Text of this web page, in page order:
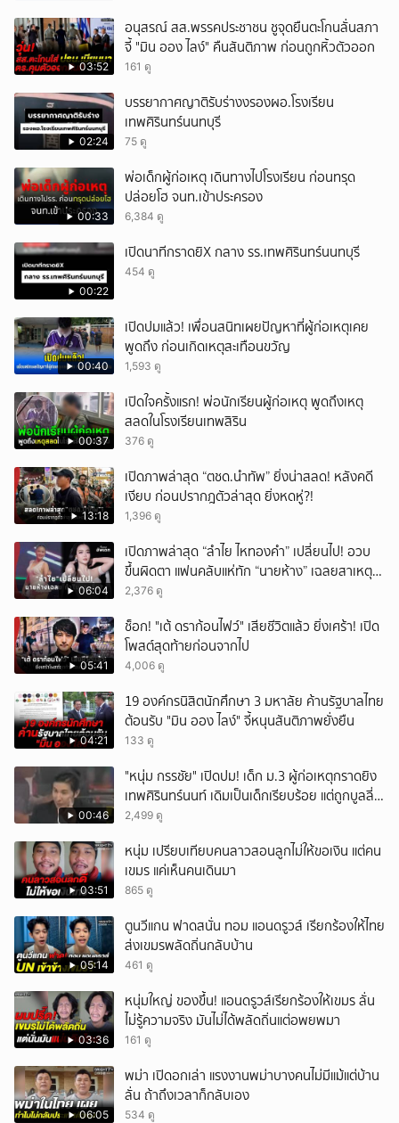
03:52
อนุสรณ์ สส.พรรคประชาชน ชูจุดยืนตะโกนลั่นสภา
จี้ "มิน ออง ไลง์" คืนสันติภาพ ก่อนถูกหิ้วตัวออก
161 ดู
02:24
บรรยากาศญาติรับร่างงรองผอ.โรงเรียน
เทพศิรินทร์นนทบุรี
75 ดู
00:33
พ่อเด็กผู้ก่อเหตุ เดินทางไปโรงเรียน ก่อนทรุด
ปล่อยโฮ จนท.เข้าประครอง
6,384 ดู
00:22
เปิดนาทีกราดยิX กลาง รร.เทพศิรินทร์นนทบุรี
454 ดู
00:40
เปิดปมแล้ว! เพื่อนสนิทเผยปัญหาที่ผู้ก่อเหตุเคย
พูดถึง ก่อนเกิดเหตุสะเทือนขวัญ
1,593 ดู
00:37
เปิดใจครั้งแรก! พ่อนักเรียนผู้ก่อเหตุ พูดถึงเหตุ
สลดในโรงเรียนเทพสิริน
376 ดู
13:18
เปิดภาพล่าสุด “ตชด.นำทัพ” ยิ่งน่าสลด! หลังคดี
เงียบ ก่อนปรากฎตัวล่าสุด ยิ่งหดหู่?!
1,396 ดู
06:04
เปิดภาพล่าสุด “ลำไย ไหทองคำ” เปลี่ยนไป! อวบ
ขึ้นผิดตา แฟนคลับแห่ทัก “นายห้าง” เฉลยสาเหตุ
ชัด!
2,376 ดู
05:41
ช็อก! "เต้ ดราก้อนไฟว์" เสียชีวิตแล้ว ยิ่งเศร้า! เปิด
โพสต์สุดท้ายก่อนจากไป
4,006 ดู
04:21
19 องค์กรนิสิตนักศึกษา 3 มหาลัย ค้านรัฐบาลไทย
ต้อนรับ "มิน ออง ไลง์" จี้หนุนสันติภาพยั่งยืน
133 ดู
00:46
"หนุ่ม กรรชัย" เปิดปม! เด็ก ม.3 ผู้ก่อเหตุกราดยิง
เทพศิรินทร์นนท์ เดิมเป็นเด็กเรียบร้อย แต่ถูกบูลลี่
หนัก คาดแรงกดดันสะสมกลายเป็นแรงแค้น จนก่อ
2,499 ดู
03:51
หนุ่ม เปรียบเทียบคนลาวสอนลูกไม่ให้ขอเงิน แต่คน
เขมร แค่เห็นคนเดินมา
865 ดู
05:14
ตูนวีแกน ฟาดสนั่น ทอม แอนดรูวส์ เรียกร้องให้ไทย
ส่งเขมรพลัดถิ่นกลับบ้าน
461 ดู
03:36
หนุ่มใหญ่ ของขึ้น! แอนดรูวส์เรียกร้องให้เขมร ลั่น
ไม่รู้ความจริง มันไม่ได้พลัดถิ่นแต่อพยพมา
161 ดู
06:05
พม่า เปิดอกเล่า แรงงานพม่าบางคนไม่มีแม้แต่บ้าน
ลั่น ถ้าถึงเวลาก็กลับเอง
534 ดู